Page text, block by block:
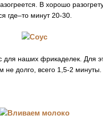
В хорошо
где–то минут 20-30.
для наших фрикаделек. Для
долго, всего 1,5-2 минуты.